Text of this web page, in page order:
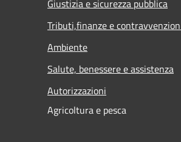
Giustizia e sicurezza pubblica
Tributi,finanze e
Ambiente
Salute, benessere e assistenza
Autorizzazioni
Agricoltura e pesca